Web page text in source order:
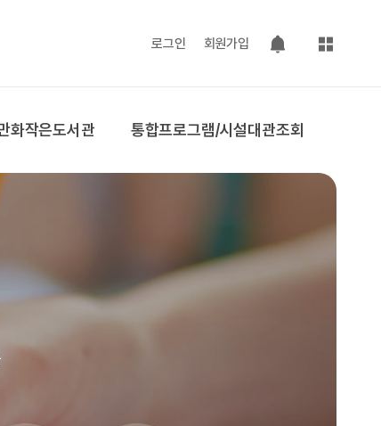
로그인 회원가입
팝업 열기
사이트맵
화작은도서관 통합프로그램/시설대관조회